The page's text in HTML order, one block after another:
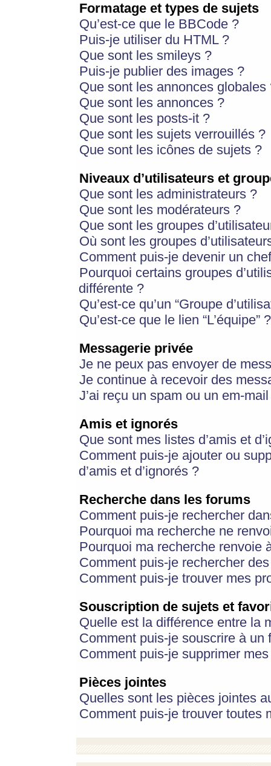
Formatage et types de sujets
Qu’est-ce que le BBCode ?
Puis-je utiliser du HTML ?
Que sont les smileys ?
Puis-je publier des images ?
Que sont les annonces globales
Que sont les annonces ?
Que sont les posts-it ?
Que sont les sujets verrouillés ?
Que sont les icônes de sujets ?
Niveaux d’utilisateurs et
Que sont les administrateurs ?
Que sont les modérateurs ?
Que sont les groupes
Où sont les groupes
Comment puis-je devenir un
Pourquoi certains groupes
différente ?
Qu’est-ce qu’un “Groupe
Qu’est-ce que le lien “L’équipe” ?
Messagerie privée
Je ne peux pas envoyer de
Je continue à recevoir des
J’ai reçu un spam ou un em-
Amis et ignorés
Que sont mes listes d’amis et
Comment puis-je ajouter ou
d’amis et d’ignorés ?
Recherche dans les forums
Comment puis-je rechercher
Pourquoi ma recherche ne
Pourquoi ma recherche renvoie
Comment puis-je rechercher
Comment puis-je trouver mes
Souscription de sujets et
Quelle est la différence entre la
Comment puis-je souscrire à
Comment puis-je supprimer
Pièces jointes
Quelles sont les pièces jointes
Comment puis-je trouver toutes